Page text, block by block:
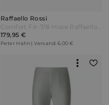
Raffaello Rossi
Comfort Fit-7/8-Hose Raffaello Rossi grün
179,95 €
Peter Hahn | Versand: 6,00 €